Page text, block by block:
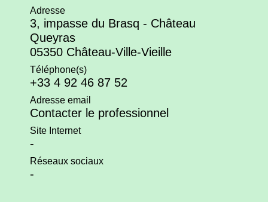
Adresse
3, impasse du Brasq - Château
Queyras
05350 Château-Ville-Vieille
Téléphone(s)
+33 4 92 46 87 52
Adresse email
Contacter le professionnel
Site Internet
-
Réseaux sociaux
-